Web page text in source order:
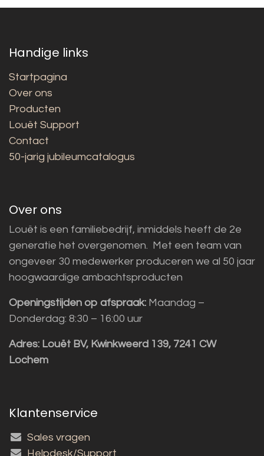
Handige links
Startpagina
Over ons
Producten
Louët Support
Contact
50-jarig jubileumcatalogus
Over ons
Louët is een familiebedrijf, inmiddels heeft de 2e
generatie het overgenomen. Met een team van
ongeveer 30 medewerker produceren we al 50 jaar
hoogwaardige ambachtsproducten
Openingstijden op afspraak: Maandag –
Donderdag: 8:30 – 16:00 uur
Adres: Louët BV, Kwinkweerd 139, 7241 CW
Lochem
Klantenservice
Sales vragen
Helpdesk/Support